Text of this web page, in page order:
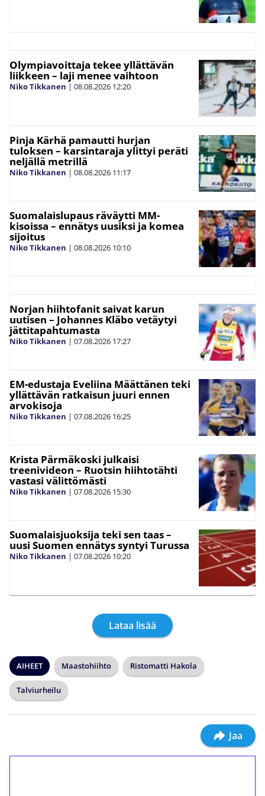
Olympiavoittaja tekee yllättävän
liikkeen – laji menee vaihtoon
Niko Tikkanen | 08.08.2026 12:20
Pinja Kärhä pamautti hurjan
tuloksen – karsintaraja ylittyi peräti
neljällä metrillä
Niko Tikkanen | 08.08.2026 11:17
Suomalaislupaus räväytti MM-
kisoissa – ennätys uusiksi ja komea
sijoitus
Niko Tikkanen | 08.08.2026 10:10
Norjan hiihtofanit saivat karun
uutisen – Johannes Kläbo vetäytyi
jättitapahtumasta
Niko Tikkanen | 07.08.2026 17:27
EM-edustaja Eveliina Määttänen teki
yllättävän ratkaisun juuri ennen
arvokisoja
Niko Tikkanen | 07.08.2026 16:25
Krista Pärmäkoski julkaisi
treenivideon – Ruotsin hiihtotähti
vastasi välittömästi
Niko Tikkanen | 07.08.2026 15:30
Suomalaisjuoksija teki sen taas –
uusi Suomen ennätys syntyi Turussa
Niko Tikkanen | 07.08.2026 10:20
Lataa lisää
AIHEET Maastohiihto Ristomatti Hakola
Talviurheilu
Jaa